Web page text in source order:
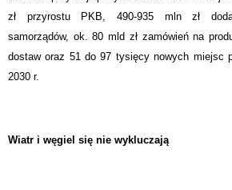
zł przyrostu PKB, 490-935 mln zł
samorządów, ok. 80 mld zł zamówień na
dostaw oraz 51 do 97 tysięcy nowych miejsc
2030 r.
Wiatr i węgiel się nie wykluczają